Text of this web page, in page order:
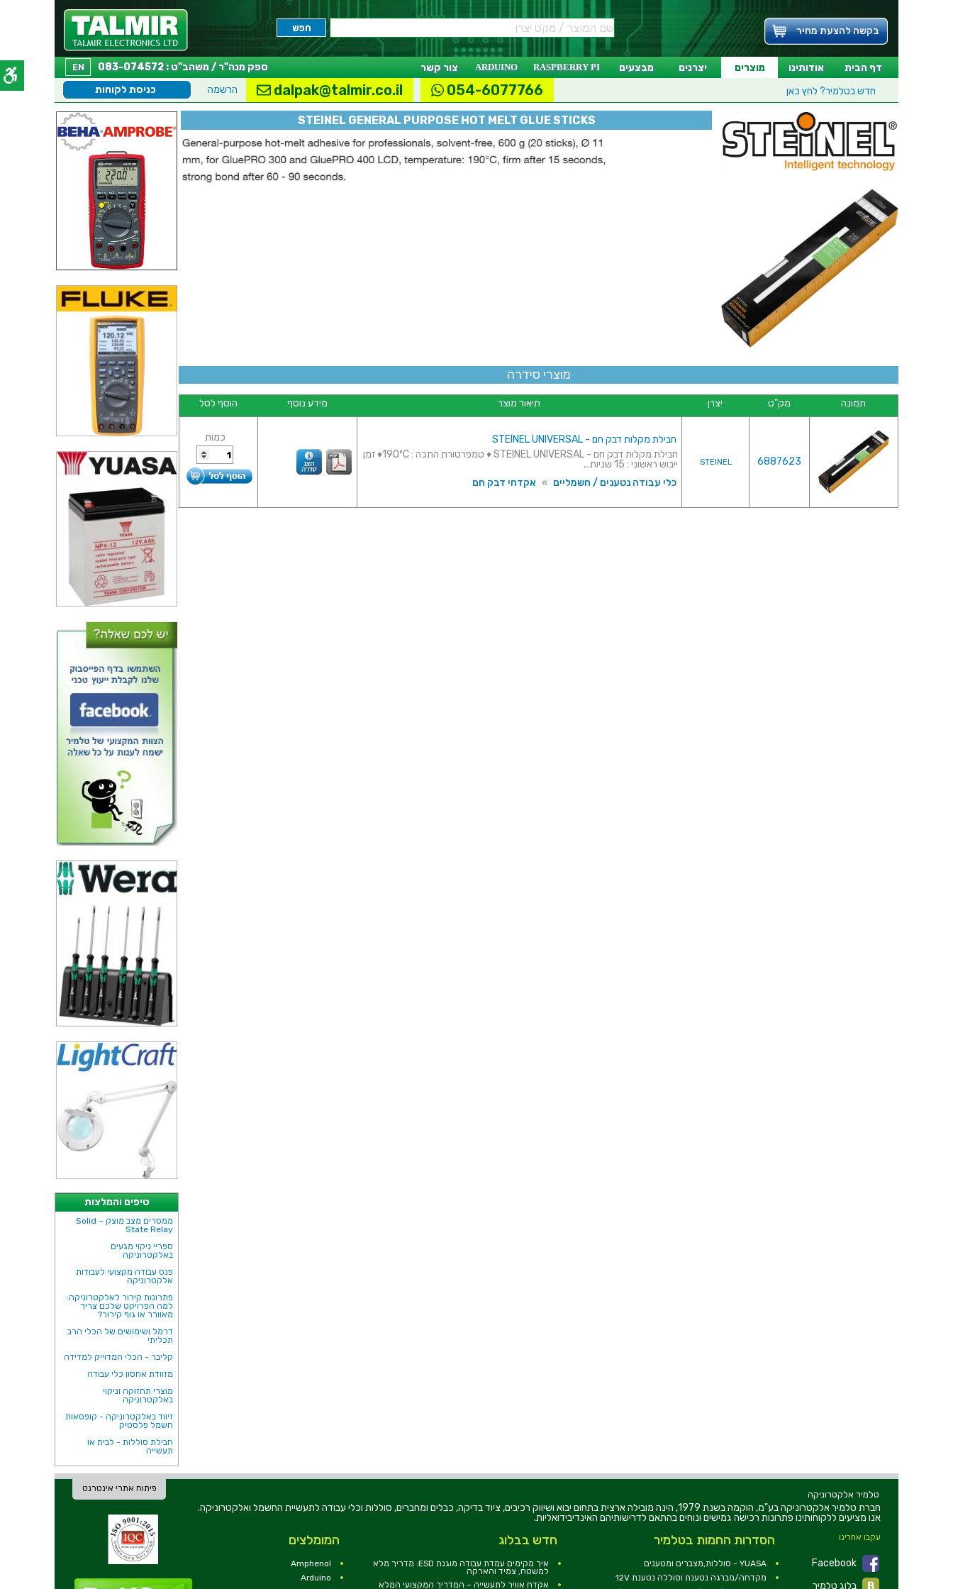
בקשה להצעת מחיר
דף הבית אודותינו מוצרים יצרנים מבצעים RASPBERRY PI
ARDUINO צור קשר EN
ספק מנה"ר / משהב"ט : 083-074572
חדש בטלמיר? לחץ כאן כניסת לקוחות הרשמה dalpak@talmir.co.il 054-6077766
טיפים והמלצות
ממסרים מצב מוצק – Solid
State Relay
ספריי ניקוי מגעים
באלקטרוניקה
פנס עבודה מקצועי לעבודות
אלקטרוניקה
פתרונות קירור לאלקטרוניקה:
למה הפרויקט שלכם צריך
מאוורר או גוף קירור?
דרמל ושימושים של הכלי הרב
תכליתי
קליבר - הכלי המדוייק למדידה
מזוודת אחסון כלי עבודה
מוצרי תחזוקה וניקוי
באלקטרוניקה
זיווד באלקטרוניקה - קופסאות
חשמל פלסטיק
חבילת סוללות - לבית או
תעשייה
STEINEL GENERAL PURPOSE HOT MELT GLUE STICKS
מוצרי סידרה
תמונה מק"ט יצרן תיאור מוצר מידע נוסף הוסף לסל
6887623
STEINEL
חבילת מקלות דבק חם - STEINEL UNIVERSAL
חבילת מקלות דבק חם - STEINEL UNIVERSAL ♦ טמפרטורת התכה : 190ºC♦ זמן
ייבוש ראשוני : 15 שניות...
כלי עבודה נטענים / חשמליים » אקדחי דבק חם
כמות
פיתוח אתרי אינטרנט
טלמיר אלקטרוניקה
חברת טלמיר אלקטרוניקה בע"מ, הוקמה בשנת 1979, הינה מובילה ארצית בתחום יבוא ושיווק רכיבים, ציוד בדיקה, כבלים ומחברים, סוללות וכלי עבודה לתעשיית החשמל ואלקטרוניקה.
אנו מציעים ללקוחותינו פתרונות רכישה גמישים ונוחים בהתאם לדרישותיהם האינדיבידואליות.
עקבו אחרינו
Facebook
המומלצים
Amphenol
Arduino
חדש בבלוג
איך מקימים עמדת עבודה מוגנת ESD: מדריך מלא
למשטח, צמיד והארקה
אקדח אוויר לתעשייה – המדריך המקצועי המלא
הסדרות החמות בטלמיר
YUASA - סוללות,מצברים ומטענים
מקדחה/מברגה נטענת וסוללה נטענת 12V